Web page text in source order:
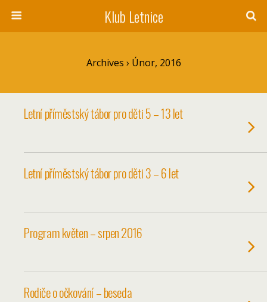
Klub Letnice
Archives › Únor, 2016
Letní příměstský tábor pro děti 5 – 13 let
Letní příměstský tábor pro děti 3 – 6 let
Program květen – srpen 2016
Rodiče o očkování – beseda